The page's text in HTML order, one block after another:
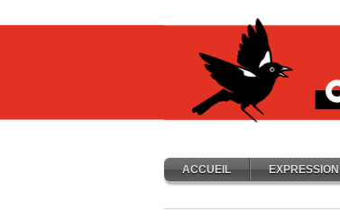
ACCUEIL EXPRESSION